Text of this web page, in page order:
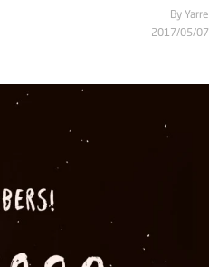
By Yarre
07‏/05‏/2017